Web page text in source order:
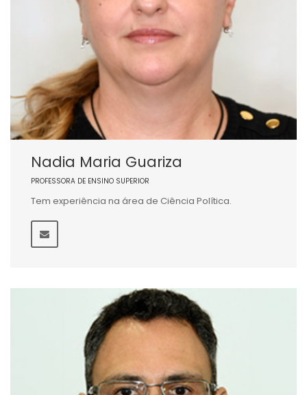
Nadia Maria Guariza
PROFESSORA DE ENSINO SUPERIOR
Tem experiência na área de Ciência Política.